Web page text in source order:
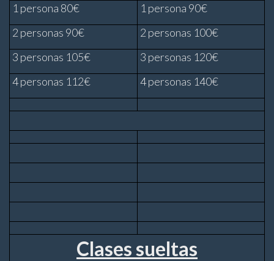
1 persona 80€
1 persona 90€
2 personas 90€
2 personas 100€
3 personas 105€
3 personas 120€
4 personas 112€
4 personas 140€
Clases sueltas